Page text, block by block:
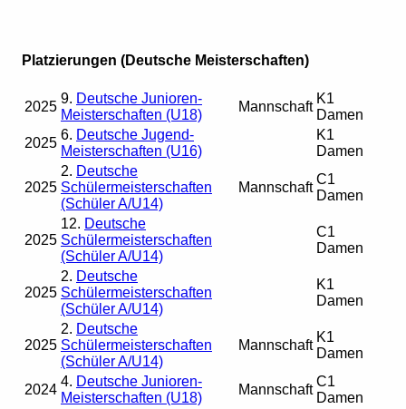
Platzierungen (Deutsche Meisterschaften)
2025
9. Deutsche Junioren-
Meisterschaften (U18)
Mannschaft
K1
Damen
2025
6. Deutsche Jugend-
Meisterschaften (U16)
K1
Damen
2025
2. Deutsche
Schülermeisterschaften
(Schüler A/U14)
Mannschaft
C1
Damen
2025
12. Deutsche
Schülermeisterschaften
(Schüler A/U14)
C1
Damen
2025
2. Deutsche
Schülermeisterschaften
(Schüler A/U14)
K1
Damen
2025
2. Deutsche
Schülermeisterschaften
(Schüler A/U14)
Mannschaft
K1
Damen
2024
4. Deutsche Junioren-
Meisterschaften (U18)
Mannschaft
C1
Damen